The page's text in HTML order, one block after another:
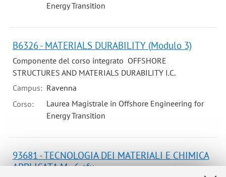
Energy Transition
B6326 - MATERIALS DURABILITY (Modulo 3)
Componente del corso integrato OFFSHORE
STRUCTURES AND MATERIALS DURABILITY I.C.
Campus: Ravenna
Corso:
Laurea Magistrale in Offshore Engineering for
Energy Transition
93681 - TECNOLOGIA DEI MATERIALI E CHIMICA
APPLICATA M - 6 cfu